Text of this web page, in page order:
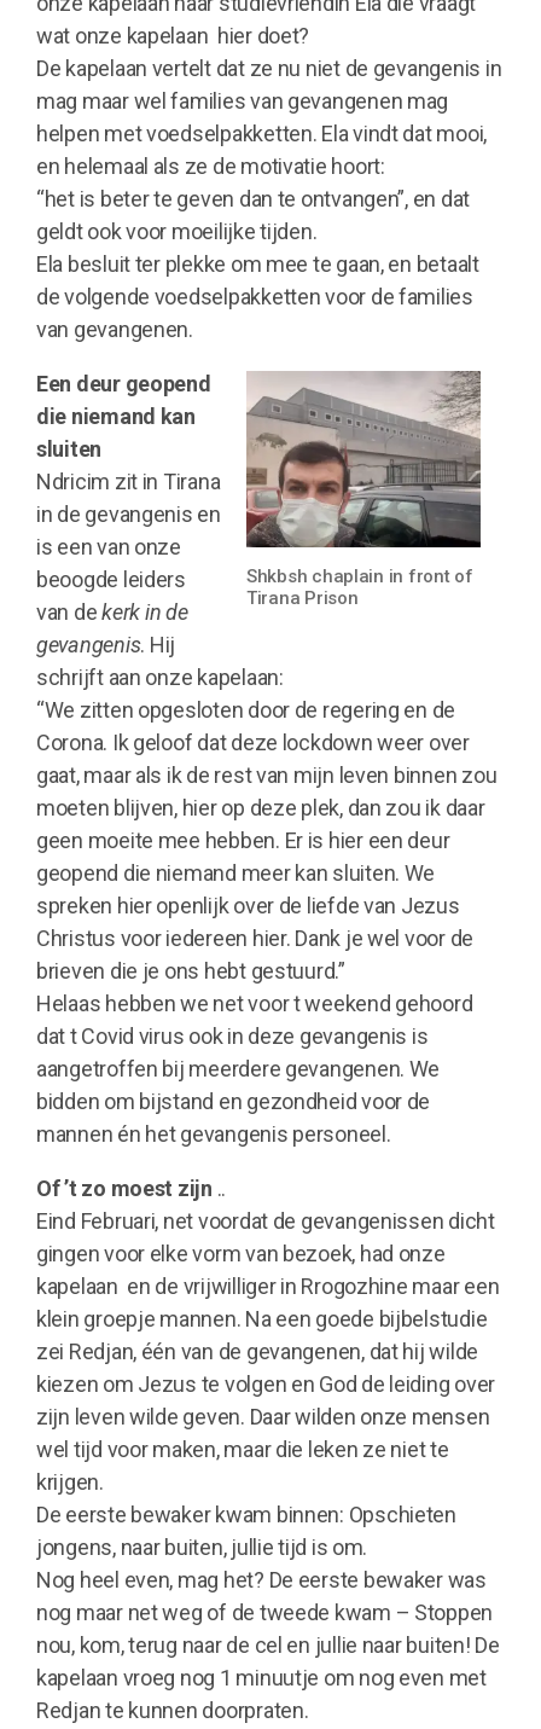
wat onze kapelaan hier doet?
De kapelaan vertelt dat ze nu niet de gevangenis in
mag maar wel families van gevangenen mag
helpen met voedselpakketten. Ela vindt dat mooi,
en helemaal als ze de motivatie hoort:
“het is beter te geven dan te ontvangen”, en dat
geldt ook voor moeilijke tijden.
Ela besluit ter plekke om mee te gaan, en betaalt
de volgende voedselpakketten voor de families
van gevangenen.
Shkbsh chaplain in front of
Tirana Prison
Een deur geopend
die niemand kan
sluiten
Ndricim zit in Tirana
in de gevangenis en
is een van onze
beoogde leiders
van dekerk in de
gevangenis. Hij
schrijft aan onze kapelaan:
“We zitten opgesloten door de regering en de
Corona. Ik geloof dat deze lockdown weer over
gaat, maar als ik de rest van mijn leven binnen zou
moeten blijven, hier op deze plek, dan zou ik daar
geen moeite mee hebben. Er is hier een deur
geopend die niemand meer kan sluiten. We
spreken hier openlijk over de liefde van Jezus
Christus voor iedereen hier. Dank je wel voor de
brieven die je ons hebt gestuurd.”
Helaas hebben we net voor t weekend gehoord
dat t Covid virus ook in deze gevangenis is
aangetroffen bij meerdere gevangenen. We
bidden om bijstand en gezondheid voor de
mannen én het gevangenis personeel.
Of ’t zo moest zijn ..
Eind Februari, net voordat de gevangenissen dicht
gingen voor elke vorm van bezoek, had onze
kapelaan en de vrijwilliger in Rrogozhine maar een
klein groepje mannen. Na een goede bijbelstudie
zei Redjan, één van de gevangenen, dat hij wilde
kiezen om Jezus te volgen en God de leiding over
zijn leven wilde geven. Daar wilden onze mensen
wel tijd voor maken, maar die leken ze niet te
krijgen.
De eerste bewaker kwam binnen: Opschieten
jongens, naar buiten, jullie tijd is om.
Nog heel even, mag het? De eerste bewaker was
nog maar net weg of de tweede kwam – Stoppen
nou, kom, terug naar de cel en jullie naar buiten! De
kapelaan vroeg nog 1 minuutje om nog even met
Redjan te kunnen doorpraten.